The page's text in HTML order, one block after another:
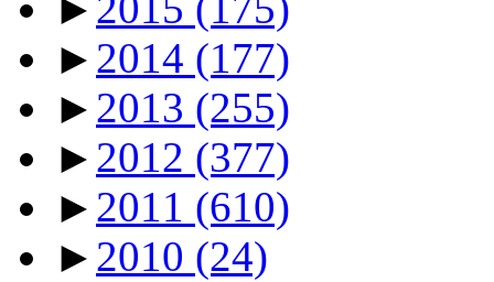
► 2014 (177)
► 2013 (255)
► 2012 (377)
► 2011 (610)
► 2010 (24)